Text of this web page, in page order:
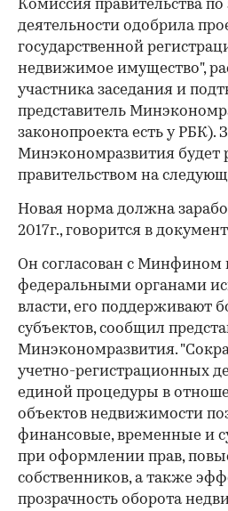
Комиссия правительства
деятельности одобрила
государственной
недвижимое имущество",
участника заседания и
представитель
законопроекта есть у РБК).
Минэкономразвития будет
правительством на
Новая норма должна
2017г., говорится в
Он согласован с Минфином
федеральными органами
власти, его поддерживают
субъектов, сообщил
Минэкономразвития.
учетно-регистрационных
единой процедуры в
объектов недвижимости
финансовые, временные и
при оформлении прав,
собственников, а также
прозрачность оборота